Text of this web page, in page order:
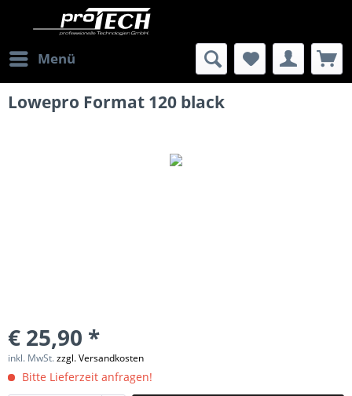
Menü
Lowepro Format 120 black
€ 25,90 *
inkl. MwSt.zzgl. Versandkosten
Bitte Lieferzeit anfragen!